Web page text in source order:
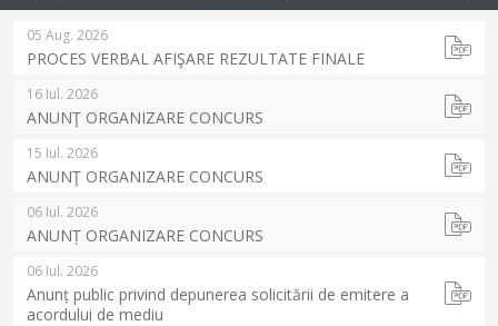
05 Aug. 2026
PROCES VERBAL AFIŞARE REZULTATE FINALE
16 Iul. 2026
ANUNŢ ORGANIZARE CONCURS
15 Iul. 2026
ANUNŢ ORGANIZARE CONCURS
06 Iul. 2026
ANUNȚ ORGANIZARE CONCURS
06 Iul. 2026
Anunț public privind depunerea solicitării de emitere a
acordului de mediu